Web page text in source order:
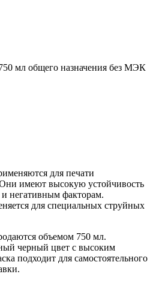
для печати
имеют высокую устойчивость
негативным факторам.
для специальных струйных
объемом 750 мл.
черный цвет с высоким
подходит для самостоятельного